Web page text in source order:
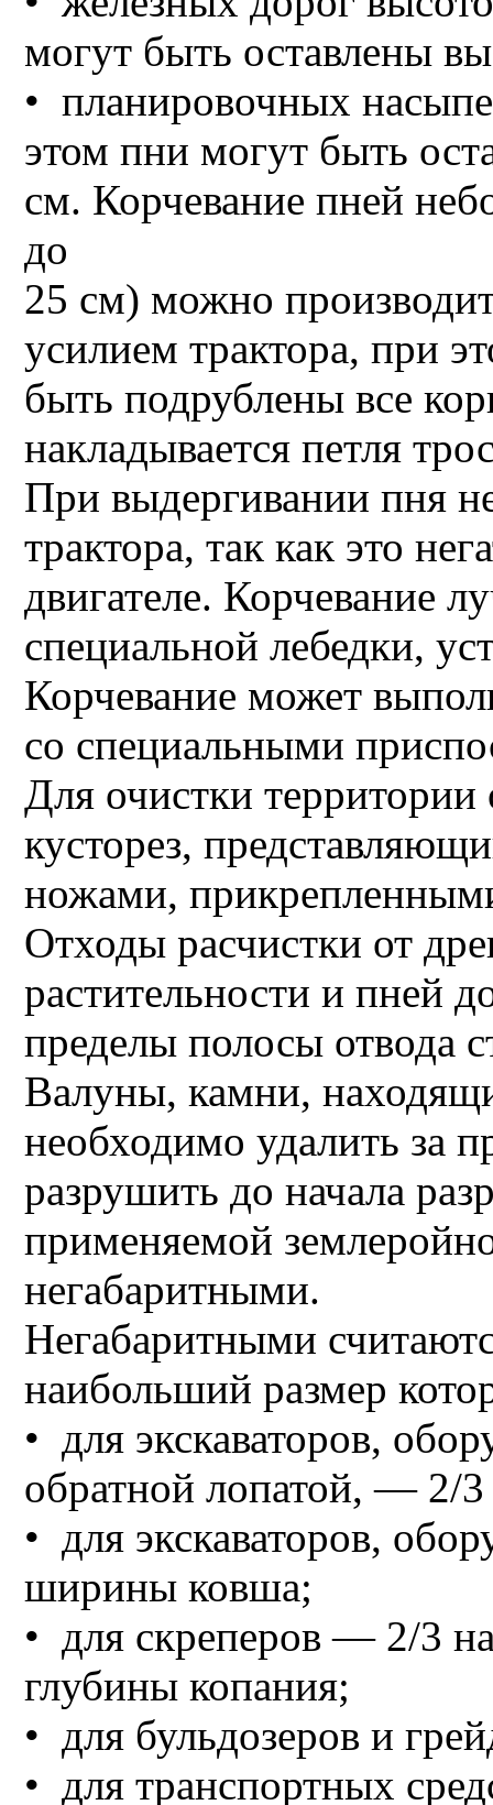
могут быть оставлены
• планировочных
этом пни могут быть
см. Корчевание пней
до
25 см) можно
усилием трактора, при
быть подрублены все
накладывается петля
При выдергивании пня
трактора, так как это
двигателе. Корчевание
специальной лебедки,
Корчевание может
со специальными
Для очистки территории
кусторез,
ножами,
Отходы расчистки от
растительности и пней
пределы полосы отвода
Валуны, камни,
необходимо удалить за
разрушить до начала
применяемой
негабаритными.
Негабаритными
наибольший размер
• для экскаваторов,
обратной лопатой, — 2/
• для экскаваторов,
ширины ковша;
• для скреперов — 2/3
глубины копания;
• для бульдозеров и
• для транспортных